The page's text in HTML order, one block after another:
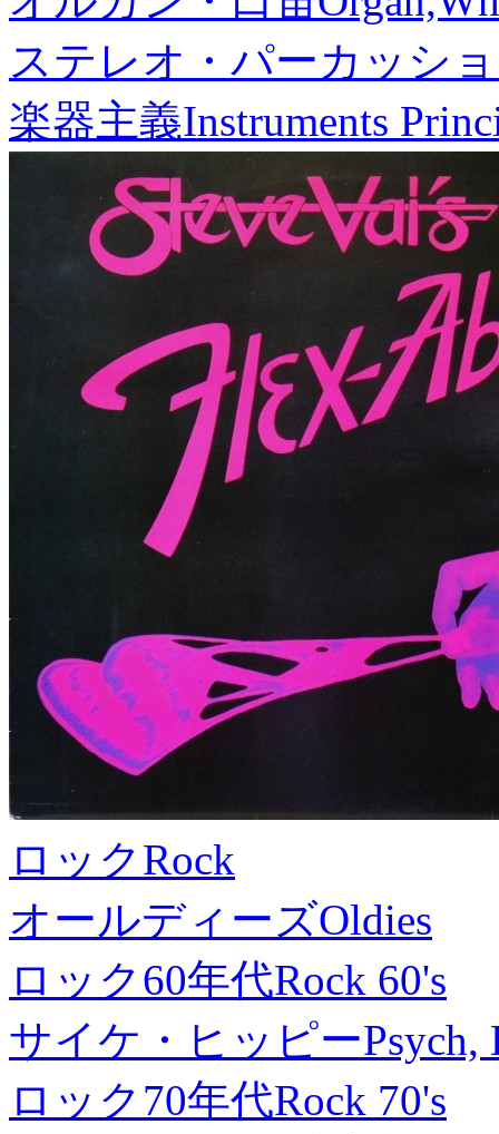
ステレオ・パーカッシ
楽器主義Instruments
ロックRock
オールディーズOldies
ロック60年代Rock 60's
サイケ・ヒッピーPsych,
ロック70年代Rock 70's